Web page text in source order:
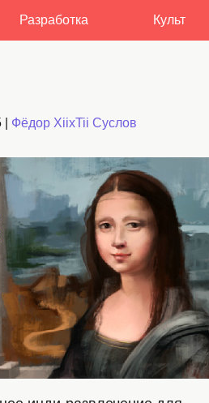
Разработка Культ
Фёдор XiixTii Суслов